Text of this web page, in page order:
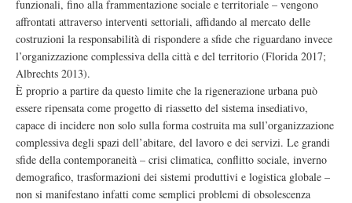
funzionali, fino alla frammentazione sociale e territoriale – vengono
affrontati attraverso interventi settoriali, affidando al mercato delle
costruzioni la responsabilità di rispondere a sfide che riguardano invece
l’organizzazione complessiva della città e del territorio (Florida 2017;
Albrechts 2013).
È proprio a partire da questo limite che la rigenerazione urbana può
essere ripensata come progetto di riassetto del sistema insediativo,
capace di incidere non solo sulla forma costruita ma sull’organizzazione
complessiva degli spazi dell’abitare, del lavoro e dei servizi. Le grandi
sfide della contemporaneità – crisi climatica, conflitto sociale, inverno
demografico, trasformazioni dei sistemi produttivi e logistica globale –
non si manifestano infatti come semplici problemi di obsolescenza